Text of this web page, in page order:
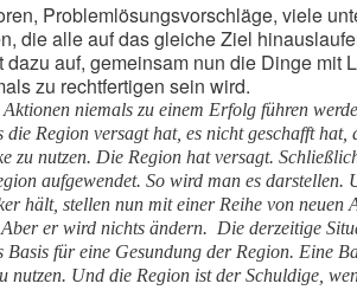
Problemlösungsvorschläge, viele
die alle auf das gleiche Ziel
auf, gemeinsam nun die Dinge mit
zu rechtfertigen sein wird.
niemals zu einem Erfolg führen
die Region versagt hat, es nicht geschafft
zu nutzen. Die Region hat versagt.
aufgewendet. So wird man es darstellen.
hält, stellen nun mit einer Reihe von neuen
er wird nichts ändern. Die derzeitige
für eine Gesundung der Region. Eine
nutzen. Und die Region ist der Schuldige,